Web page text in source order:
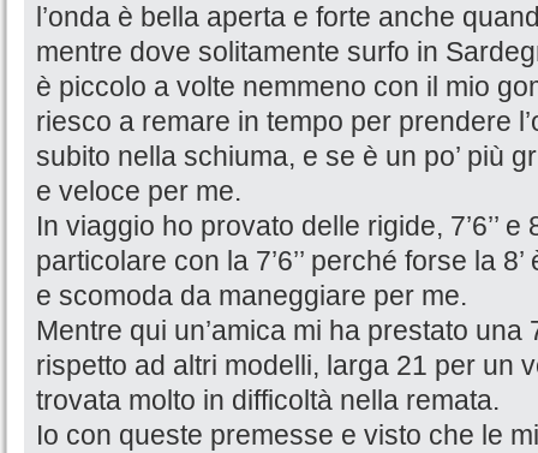
l’onda è bella aperta e forte anche
mentre dove solitamente surfo in
è piccolo a volte nemmeno con il mio
riesco a remare in tempo per prendere
subito nella schiuma, e se è un po’ più
e veloce per me.
In viaggio ho provato delle rigide, 7’6’’
particolare con la 7’6’’ perché forse la
e scomoda da maneggiare per me.
Mentre qui un’amica mi ha prestato una
rispetto ad altri modelli, larga 21 per un
trovata molto in difficoltà nella remata.
Io con queste premesse e visto che le